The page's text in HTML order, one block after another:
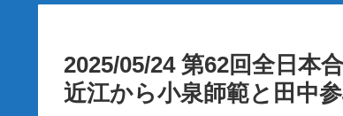
2025/05/24 第62回全日本
近江から小泉師範と田中